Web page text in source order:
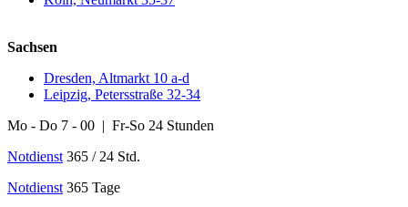
Sachsen
Dresden, Altmarkt 10 a-d
Leipzig, Petersstraße 32-34
Mo - Do 7 - 00 | Fr-So 24 Stunden
Notdienst 365 / 24 Std.
Notdienst 365 Tage